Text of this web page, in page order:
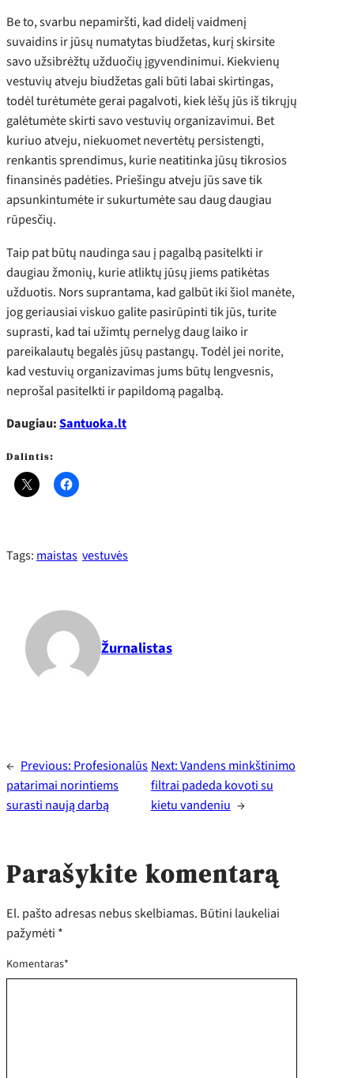
Be to, svarbu nepamiršti, kad didelį vaidmenį
suvaidins ir jūsų numatytas biudžetas, kurį skirsite
savo užsibrėžtų užduočių įgyvendinimui. Kiekvienų
vestuvių atveju biudžetas gali būti labai skirtingas,
todėl turėtumėte gerai pagalvoti, kiek lėšų jūs iš tikrųjų
galėtumėte skirti savo vestuvių organizavimui. Bet
kuriuo atveju, niekuomet nevertėtų persistengti,
renkantis sprendimus, kurie neatitinka jūsų tikrosios
finansinės padėties. Priešingu atveju jūs save tik
apsunkintumėte ir sukurtumėte sau daug daugiau
rūpesčių.
Taip pat būtų naudinga sau į pagalbą pasitelkti ir
daugiau žmonių, kurie atliktų jūsų jiems patikėtas
užduotis. Nors suprantama, kad galbūt iki šiol manėte,
jog geriausiai viskuo galite pasirūpinti tik jūs, turite
suprasti, kad tai užimtų pernelyg daug laiko ir
pareikalautų begalės jūsų pastangų. Todėl jei norite,
kad vestuvių organizavimas jums būtų lengvesnis,
neprošal pasitelkti ir papildomą pagalbą.
Daugiau:Santuoka.lt
Dalintis:
Tags: maistas vestuvės
Žurnalistas
← Previous: Profesionalūs
patarimai norintiems
surasti naują darbą
Next:Vandens minkštinimo
filtrai padeda kovoti su
kietu vandeniu →
Parašykite komentarą
El. pašto adresas nebus skelbiamas. Būtini laukeliai
pažymėti *
Komentaras*